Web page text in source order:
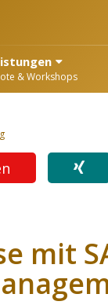
& Workshops
mit